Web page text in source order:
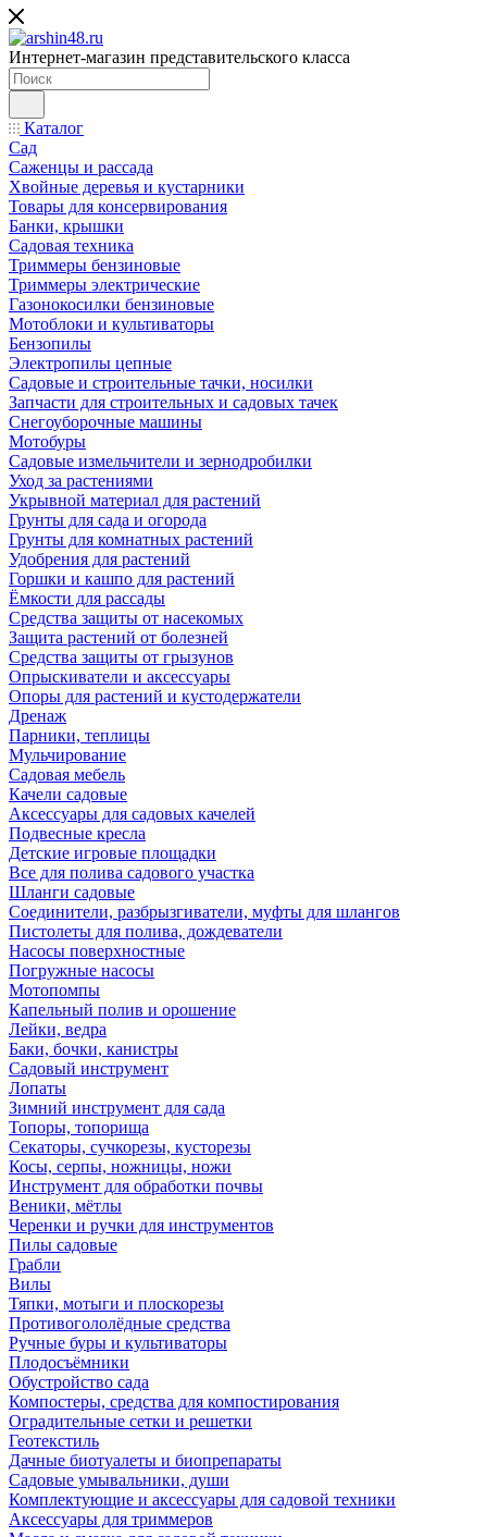
Интернет-магазин представительского класса
Каталог
Сад
Саженцы и рассада
Хвойные деревья и кустарники
Товары для консервирования
Банки, крышки
Садовая техника
Триммеры бензиновые
Триммеры электрические
Газонокосилки бензиновые
Мотоблоки и культиваторы
Бензопилы
Электропилы цепные
Садовые и строительные тачки, носилки
Запчасти для строительных и садовых тачек
Снегоуборочные машины
Мотобуры
Садовые измельчители и зернодробилки
Уход за растениями
Укрывной материал для растений
Грунты для сада и огорода
Грунты для комнатных растений
Удобрения для растений
Горшки и кашпо для растений
Ёмкости для рассады
Средства защиты от насекомых
Защита растений от болезней
Средства защиты от грызунов
Опрыскиватели и аксессуары
Опоры для растений и кустодержатели
Дренаж
Парники, теплицы
Мульчирование
Садовая мебель
Качели садовые
Аксессуары для садовых качелей
Подвесные кресла
Детские игровые площадки
Все для полива садового участка
Шланги садовые
Соединители, разбрызгиватели, муфты для шлангов
Пистолеты для полива, дождеватели
Насосы поверхностные
Погружные насосы
Мотопомпы
Капельный полив и орошение
Лейки, ведра
Баки, бочки, канистры
Садовый инструмент
Лопаты
Зимний инструмент для сада
Топоры, топорища
Секаторы, сучкорезы, кусторезы
Косы, серпы, ножницы, ножи
Инструмент для обработки почвы
Веники, мётлы
Черенки и ручки для инструментов
Пилы садовые
Грабли
Вилы
Тяпки, мотыги и плоскорезы
Противогололёдные средства
Ручные буры и культиваторы
Плодосъёмники
Обустройство сада
Компостеры, средства для компостирования
Оградительные сетки и решетки
Геотекстиль
Дачные биотуалеты и биопрепараты
Садовые умывальники, души
Комплектующие и аксессуары для садовой техники
Аксессуары для триммеров